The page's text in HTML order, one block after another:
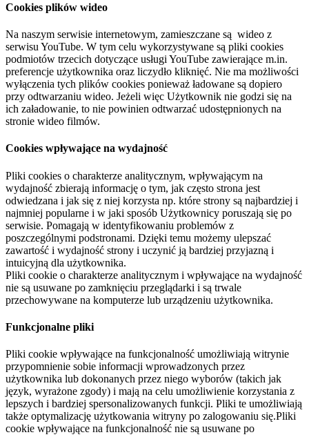
Cookies plików wideo
Na naszym serwisie internetowym, zamieszczane są wideo z
serwisu YouTube. W tym celu wykorzystywane są pliki cookies
podmiotów trzecich dotyczące usługi YouTube zawierające m.in.
preferencje użytkownika oraz liczydło kliknięć. Nie ma możliwości
wyłączenia tych plików cookies ponieważ ładowane są dopiero
przy odtwarzaniu wideo. Jeżeli więc Użytkownik nie godzi się na
ich załadowanie, to nie powinien odtwarzać udostępnionych na
stronie wideo filmów.
Cookies wpływające na wydajność
Pliki cookies o charakterze analitycznym, wpływającym na
wydajność zbierają informację o tym, jak często strona jest
odwiedzana i jak się z niej korzysta np. które strony są najbardziej i
najmniej popularne i w jaki sposób Użytkownicy poruszają się po
serwisie. Pomagają w identyfikowaniu problemów z
poszczególnymi podstronami. Dzięki temu możemy ulepszać
zawartość i wydajność strony i uczynić ją bardziej przyjazną i
intuicyjną dla użytkownika.
Pliki cookie o charakterze analitycznym i wpływające na wydajność
nie są usuwane po zamknięciu przeglądarki i są trwale
przechowywane na komputerze lub urządzeniu użytkownika.
Funkcjonalne pliki
Pliki cookie wpływające na funkcjonalność umożliwiają witrynie
przypomnienie sobie informacji wprowadzonych przez
użytkownika lub dokonanych przez niego wyborów (takich jak
język, wyrażone zgody) i mają na celu umożliwienie korzystania z
lepszych i bardziej spersonalizowanych funkcji. Pliki te umożliwiają
także optymalizację użytkowania witryny po zalogowaniu się.Pliki
cookie wpływające na funkcjonalność nie są usuwane po